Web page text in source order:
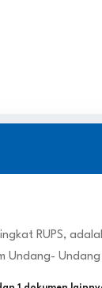
RUPS,
Undang-